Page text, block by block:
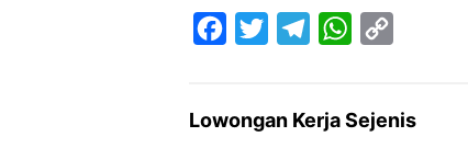
e
t
e
W
t
y
Lowongan Kerja Sejenis